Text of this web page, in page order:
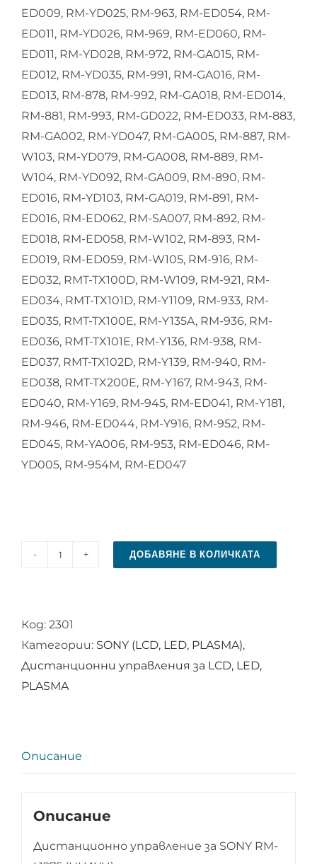
ED009, RM-YD025, RM-963, RM-ED054, RM-
ED011, RM-YD026, RM-969, RM-ED060, RM-
ED011, RM-YD028, RM-972, RM-GA015, RM-
ED012, RM-YD035, RM-991, RM-GA016, RM-
ED013, RM-878, RM-992, RM-GA018, RM-ED014,
RM-881, RM-993, RM-GD022, RM-ED033, RM-883,
RM-GA002, RM-YD047, RM-GA005, RM-887, RM-
W103, RM-YD079, RM-GA008, RM-889, RM-
W104, RM-YD092, RM-GA009, RM-890, RM-
ED016, RM-YD103, RM-GA019, RM-891, RM-
ED016, RM-ED062, RM-SA007, RM-892, RM-
ED018, RM-ED058, RM-W102, RM-893, RM-
ED019, RM-ED059, RM-W105, RM-916, RM-
ED032, RMT-TX100D, RM-W109, RM-921, RM-
ED034, RMT-TX101D, RM-Y1109, RM-933, RM-
ED035, RMT-TX100E, RM-Y135A, RM-936, RM-
ED036, RMT-TX101E, RM-Y136, RM-938, RM-
ED037, RMT-TX102D, RM-Y139, RM-940, RM-
ED038, RMT-TX200E, RM-Y167, RM-943, RM-
ED040, RM-Y169, RM-945, RM-ED041, RM-Y181,
RM-946, RM-ED044, RM-Y916, RM-952, RM-
ED045, RM-YA006, RM-953, RM-ED046, RM-
YD005, RM-954M, RM-ED047
количество
управление
за
SONY
RM-
ДОБАВЯНЕ В КОЛИЧКАТА
Код: 2301
Категории: SONY (LCD, LED, PLASMA),
Дистанционни управления за LCD, LED,
PLASMA
Описание
Описание
Дистанционно управление за SONY RM-